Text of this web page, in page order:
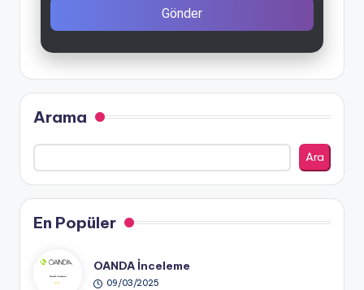
Gönder
Arama
Ara
En Popüler
OANDA İnceleme
09/03/2025